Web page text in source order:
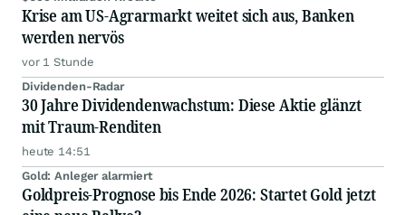
Krise am US-Agrarmarkt weitet sich aus, Banken
werden nervös
vor 1 Stunde
Dividenden-Radar
30 Jahre Dividendenwachstum: Diese Aktie glänzt
mit Traum-Renditen
heute 14:51
Gold: Anleger alarmiert
Goldpreis-Prognose bis Ende 2026: Startet Gold jetzt